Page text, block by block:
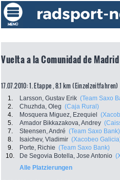
Vuelta a la Comunidad de
17.07.2010: 1. Etappe , 8.1 km (Einzelzeitfahren)
1. Larsson, Gustav Erik (Team Saxo
2.
Chuzhda, Oleg (Caja Rural)
4.
Mosquera Miguez, Ezequiel
5.
Amador Bikkazakova, Andrey
7.
Steensen, André (Team Saxo Bank)
8.
Isaichev, Vladimir (Xacobeo
9.
Porte, Richie (Team Saxo Bank)
10.
De Segovia Botella, Jose Antonio
Alle Platzierungen